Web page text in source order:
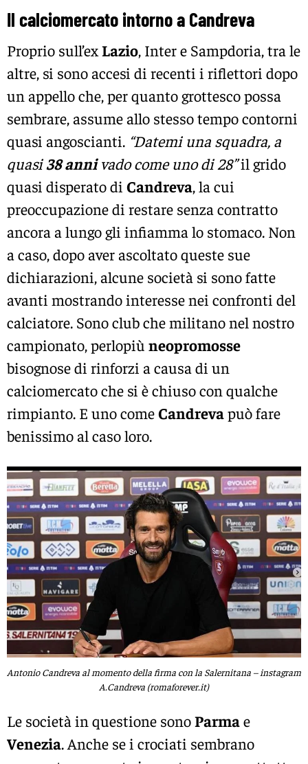
Il calciomercato intorno a Candreva
Proprio sull’exLazio, Inter e Sampdoria, tra le
altre, si sono accesi di recenti i riflettori dopo
un appello che, per quanto grottesco possa
sembrare, assume allo stesso tempo contorni
quasi angoscianti. “Datemi una squadra, a
quasi38 annivado come uno di 28”il grido
quasi disperato di Candreva, la cui
preoccupazione di restare senza contratto
ancora a lungo gli infiamma lo stomaco. Non
a caso, dopo aver ascoltato queste sue
dichiarazioni, alcune società si sono fatte
avanti mostrando interesse nei confronti del
calciatore. Sono club che militano nel nostro
campionato, perlopiù neopromosse
bisognose di rinforzi a causa di un
calciomercato che si è chiuso con qualche
rimpianto. E uno comeCandrevapuò fare
benissimo al caso loro.
Antonio Candreva al momento della firma con la Salernitana – instagram
A.Candreva (romaforever.it)
Le società in questione sonoParma e
Venezia. Anche se i crociati sembrano